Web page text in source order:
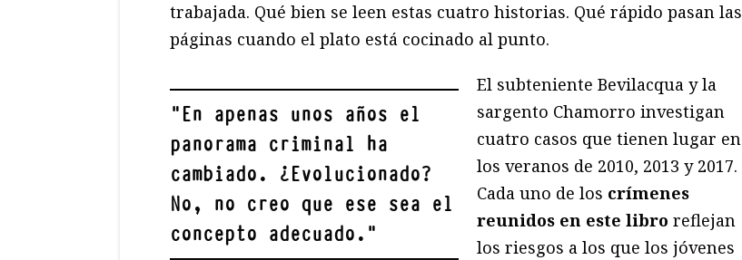
trabajada. Qué bien se leen estas cuatro historias. Qué rápido pasan las
páginas cuando el plato está cocinado al punto.
"En apenas unos años el
panorama criminal ha
cambiado. ¿Evolucionado?
No, no creo que ese sea el
concepto adecuado. "
El subteniente Bevilacqua y la
sargento Chamorro investigan
cuatro casos que tienen lugar en
los veranos de 2010, 2013 y 2017.
Cada uno de los crímenes
reunidos en este libro reflejan
los riesgos a los que los jóvenes